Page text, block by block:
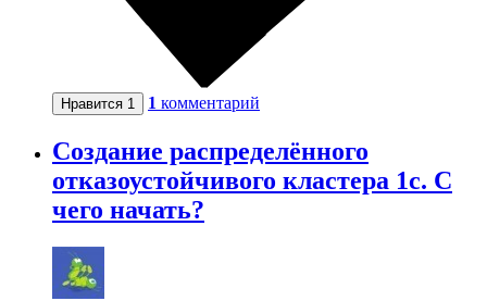
Нравится 1 1 комментарий
Создание распределённого
отказоустойчивого кластера 1с. С
чего начать?